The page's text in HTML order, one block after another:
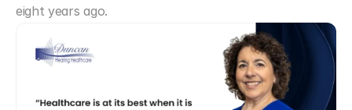
eight years ago.